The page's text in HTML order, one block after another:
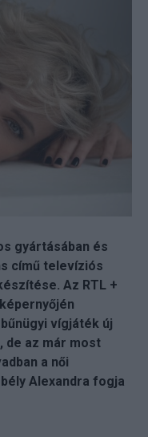
gyártásában és
című televíziós
Az RTL +
vígjáték új
az már most
a női
Alexandra fogja